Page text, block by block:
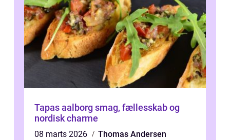
Tapas aalborg smag, fællesskab og
nordisk charme
08 marts 2026
Thomas Andersen